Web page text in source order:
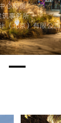
心南侧
筑事务所
（北京）有限公司